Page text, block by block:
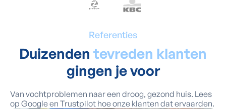
Referenties
Duizenden tevreden klanten
gingen je voor
Van vochtproblemen naar een droog, gezond huis. Lees
op Google en Trustpilot hoe onze klanten dat ervaarden.